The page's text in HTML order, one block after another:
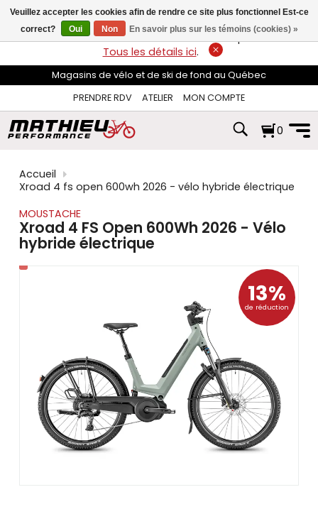
flèches
haut
et
pour
sélectionner
disponible.
Appuyez
pour
accéder
résultat
de
recherche
sélectionné.
gestes
tels
que
toucher
et
glisser.
LIVRAISON GRATUITEsur les commandes de plus de 74$*.
Tous les détails ici.
Magasins de vélo et de ski de fond au Québec
PRENDRE RDV
ATELIER MON COMPTE
0
Accueil
Xroad 4 fs open 600wh 2026 - vélo hybride électrique
MOUSTACHE
Xroad 4 FS Open 600Wh 2026 - Vélo
hybride électrique
13%
de réduction
Veuillez accepter les cookies afin de rendre ce site plus fonctionnel Est-ce
correct?
Oui Non En savoir plus sur les témoins (cookies) »